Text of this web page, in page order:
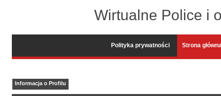
Wirtualne Police i
Polityka prywatności Strona
Informacja o Profilu